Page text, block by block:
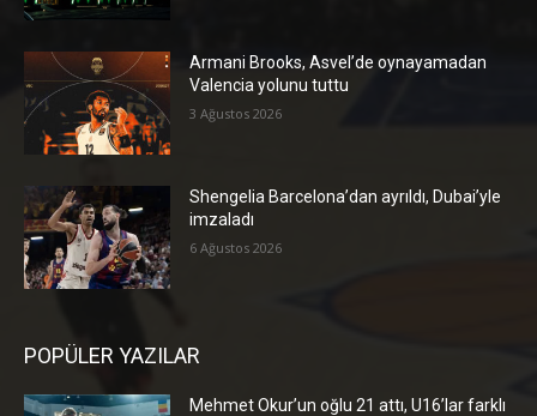
Armani Brooks, Asvel’de oynayamadan
Valencia yolunu tuttu
3 Ağustos 2026
Shengelia Barcelona’dan ayrıldı, Dubai’yle
imzaladı
6 Ağustos 2026
POPÜLER YAZILAR
Mehmet Okur’un oğlu 21 attı, U16’lar farklı